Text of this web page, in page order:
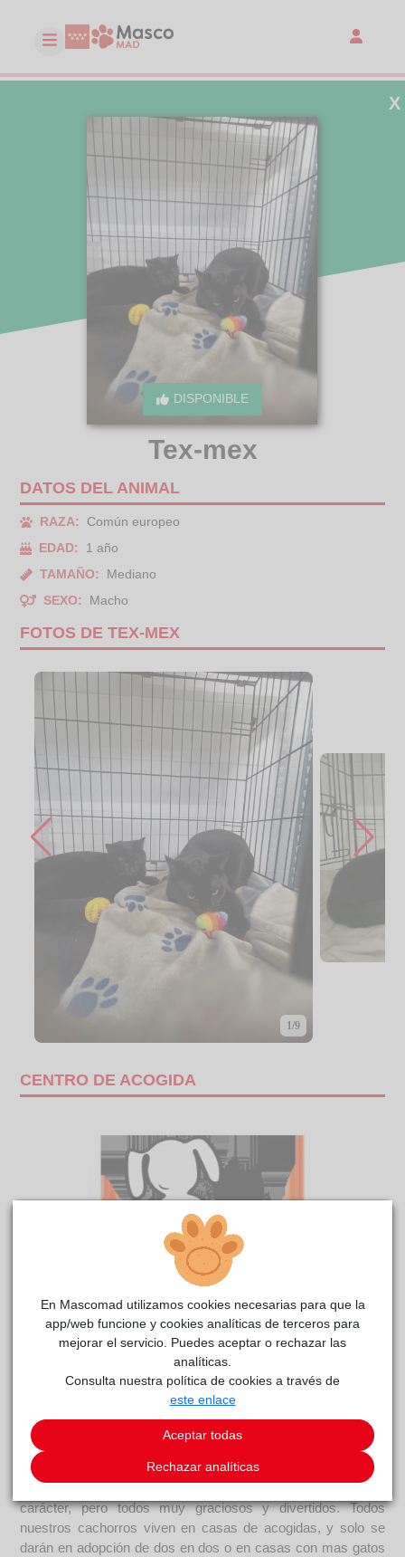
DISPONIBLE
X
Tex-mex
DATOS DEL ANIMAL
RAZA:
Común europeo
EDAD:
1 año
TAMAÑO:
Mediano
SEXO:
Macho
FOTOS DE TEX-MEX
1/9
CENTRO DE ACOGIDA
Tex-mexreside actualmente en el centro de acogida
RIVAnimal.
Curiosidades
RIVANIMAL Asociación Protectora de Animales sin ánimo de
lucro, está cuidando a muchos cachorritos, cada uno con su
carácter, pero todos muy graciosos y divertidos. Todos
nuestros cachorros viven en casas de acogidas, y solo se
darán en adopción de dos en dos o en casas con mas gatos
En Mascomad utilizamos cookies necesarias para que la
app/web funcione y cookies analíticas de terceros para
mejorar el servicio. Puedes aceptar o rechazar las
analíticas.
Consulta nuestra política de cookies a través de
este enlace
Aceptar todas
Rechazar analíticas